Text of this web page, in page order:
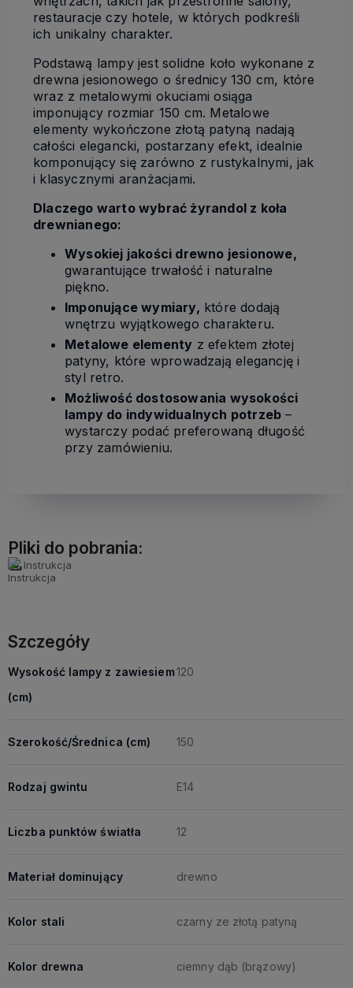
restauracje czy hotele, w których podkreśli
ich unikalny charakter.
Podstawą lampy jest solidne koło wykonane z
drewna jesionowego o średnicy 130 cm, które
wraz z metalowymi okuciami osiąga
imponujący rozmiar 150 cm. Metalowe
elementy wykończone złotą patyną nadają
całości elegancki, postarzany efekt, idealnie
komponujący się zarówno z rustykalnymi, jak
i klasycznymi aranżacjami.
Dlaczego warto wybrać żyrandol z koła
drewnianego:
Wysokiej jakości drewno jesionowe,
gwarantujące trwałość i naturalne
piękno.
Imponujące wymiary, które dodają
wnętrzu wyjątkowego charakteru.
Metalowe elementy z efektem złotej
patyny, które wprowadzają elegancję i
styl retro.
Możliwość dostosowania wysokości
lampy do indywidualnych potrzeb –
wystarczy podać preferowaną długość
przy zamówieniu.
Pliki do pobrania:
Instrukcja
Szczegóły
Wysokość lampy z zawiesiem
(cm)
120
Szerokość/Średnica (cm) 150
Rodzaj gwintu E14
Liczba punktów światła 12
Materiał dominujący drewno
Kolor stali czarny ze złotą patyną
Kolor drewna ciemny dąb (brązowy)